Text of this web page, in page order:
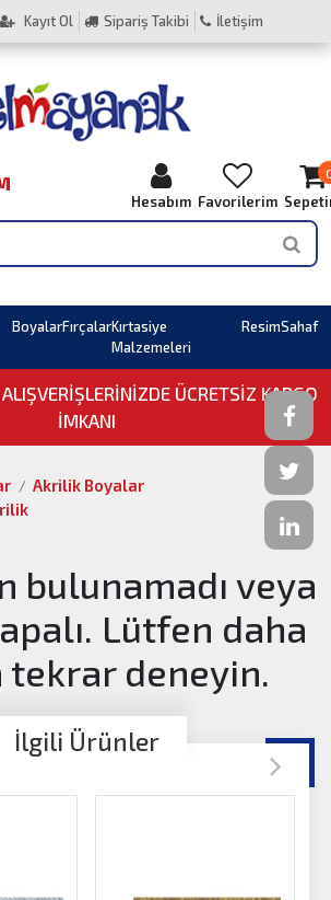
Kayıt Ol Sipariş Takibi İletişim
Hesabım Favorilerim
BoyalarFırçalarKırtasiye
Malzemeleri
ResimSahaf
ÜCRETSİZ KARGO
İMKANI
Akrilik Boyalar
bulunamadı veya
Lütfen daha
tekrar deneyin.
İlgili Ürünler